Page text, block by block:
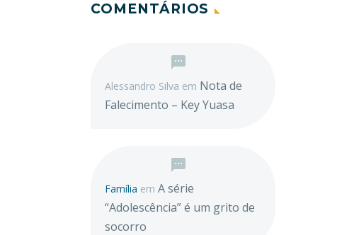
COMENTÁRIOS
Alessandro Silva em Nota de
Falecimento – Key Yuasa
Família em A série
“Adolescência” é um grito de
socorro